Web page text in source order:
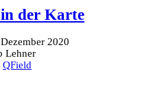
der Karte
2020
Lehner
QField